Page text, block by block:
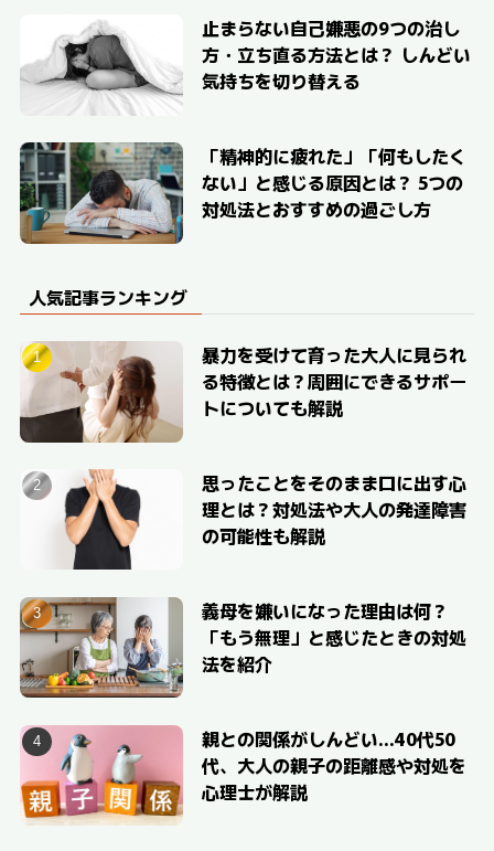
止まらない自己嫌悪の9つの治し
方・立ち直る方法とは？ しんどい
気持ちを切り替える
「精神的に疲れた」「何もしたく
ない」と感じる原因とは？ 5つの
対処法とおすすめの過ごし方
人気記事ランキング
暴力を受けて育った大人に見られ
る特徴とは？周囲にできるサポー
トについても解説
思ったことをそのまま口に出す心
理とは？対処法や大人の発達障害
の可能性も解説
義母を嫌いになった理由は何？
「もう無理」と感じたときの対処
法を紹介
親との関係がしんどい…40代50
代、大人の親子の距離感や対処を
心理士が解説